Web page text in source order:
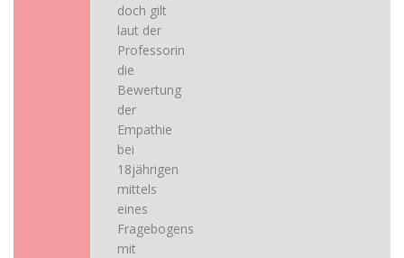
doch gilt
laut der
Professorin
die
Bewertung
der
Empathie
bei
18jährigen
mittels
eines
Fragebogens
mit